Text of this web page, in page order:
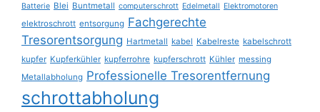
Batterie Blei Buntmetall computerschrott Edelmetall Elektromotoren
elektroschrott entsorgung Fachgerechte
Tresorentsorgung Hartmetall kabel Kabelreste kabelschrott
kupfer Kupferkühler kupferrohre kupferschrott Kühler messing
Metallabholung Professionelle Tresorentfernung
schrottabholung